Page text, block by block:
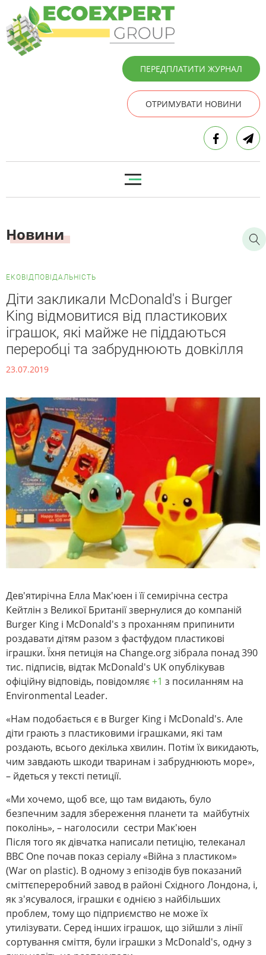
ПЕРЕДПЛАТИТИ ЖУРНАЛ
ОТРИМУВАТИ НОВИНИ
Новини
ЕКОВІДПОВІДАЛЬНІСТЬ
Діти закликали McDonald's і Burger
King відмовитися від пластикових
іграшок, які майже не піддаються
переробці та забруднюють довкілля
23.07.2019
Дев'ятирічна Елла Мак'юен і її семирічна сестра
Кейтлін з Великої Британії звернулися до компаній
Burger King і McDonald's з проханням припинити
роздавати дітям разом з фастфудом пластикові
іграшки. Їхня петиція на Change.org зібрала понад 390
тис. підписів, відтак McDonald's UK опублікував
офіційну відповідь, повідомляє+1 з посиланням на
Environmental Leader.
«Нам подобається є в Burger King і McDonald's. Але
діти грають з пластиковими іграшками, які там
роздають, всього декілька хвилин. Потім їх викидають,
чим завдають шкоди тваринам і забруднюють море»,
– йдеться у тексті петиції.
«Ми хочемо, щоб все, що там видають, було
безпечним задля збереження планети та майбутніх
поколінь», – наголосили сестри Мак'юен
Після того як дівчатка написали петицію, телеканал
BBC One почав показ серіалу «Війна з пластиком»
(War on plastic). В одному з епізодів був показаний
сміттєпереробний завод в районі Східного Лондона, і,
як з'ясувалося, іграшки є однією з найбільших
проблем, тому що підприємство не може їх
утилізувати. Серед інших іграшок, що зійшли з лінії
сортування сміття, були іграшки з McDonald's, одну з